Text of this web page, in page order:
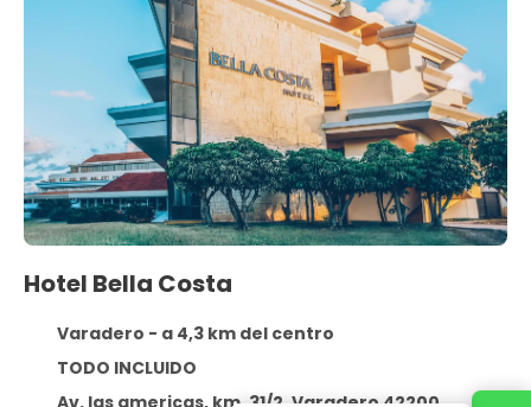
Hotel Bella Costa
Varadero - a 4,3 km del centro
TODO INCLUIDO
Av. las americas, km. 31/2, Varadero 42200